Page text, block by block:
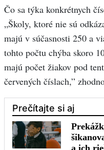
Čo sa týka konkrétnych
„Školy, ktoré nie sú
majú v súčasnosti 250 a
tohto počtu chýba skoro
majú počet žiakov pod
červených číslach,”